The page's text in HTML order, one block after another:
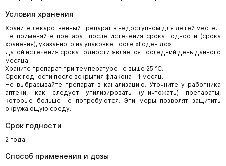
Условия хранения
Храните лекарственный препарат в недоступном для детей месте.
Не применяйте препарат после истечения срока годности (срока
хранения), указанного на упаковке после «Годен до».
Датой истечения срока годности является последний день данного
месяца.
Храните препарат при температуре не выше 25 ℃.
Срок годности после вскрытия флакона – 1 месяц.
Не выбрасывайте препарат в канализацию. Уточните у работника
аптеки, как следует утилизировать (уничтожать) препараты,
которые больше не потребуются. Эти меры позволят защитить
окружающую среду.
Срок годности
2 года.
Способ применения и дозы